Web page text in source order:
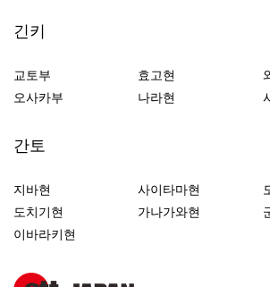
긴키
교토부 효고현
오사카부
나라현
간토
지바현 사이타마현
도치기현
가나가와현
이바라키현